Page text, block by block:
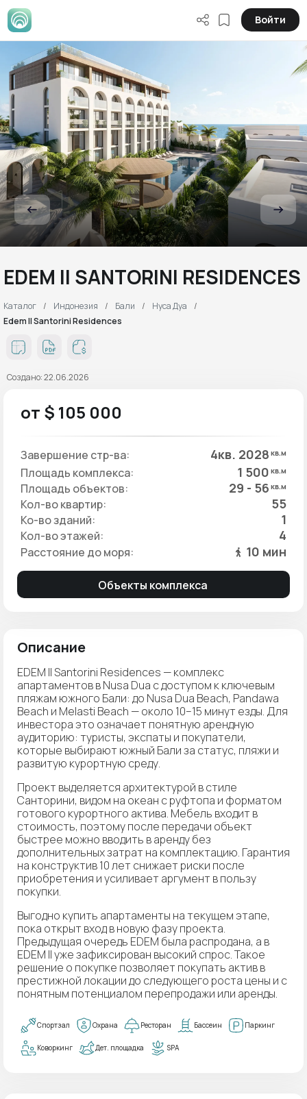
Войти
EDEM II SANTORINI RESIDENCES
Каталог Индонезия Бали
Нуса Дуа
Edem II Santorini Residences
Создано: 22.06.2026
Описание
EDEM II Santorini Residences — комплекс
апартаментов в Nusa Dua с доступом к ключевым
пляжам южного Бали: до Nusa Dua Beach, Pandawa
Beach и Melasti Beach — около 10–15 минут езды. Для
инвестора это означает понятную арендную
аудиторию: туристы, экспаты и покупатели,
которые выбирают южный Бали за статус, пляжи и
развитую курортную среду.
Проект выделяется архитектурой в стиле
Санторини, видом на океан с руфтопа и форматом
готового курортного актива. Мебель входит в
стоимость, поэтому после передачи объект
быстрее можно вводить в аренду без
дополнительных затрат на комплектацию. Гарантия
на конструктив 10 лет снижает риски после
приобретения и усиливает аргумент в пользу
покупки.
Выгодно купить апартаменты на текущем этапе,
пока открыт вход в новую фазу проекта.
Предыдущая очередь EDEM была распродана, а в
EDEM II уже зафиксирован высокий спрос. Такое
решение о покупке позволяет покупать актив в
престижной локации до следующего роста цены и с
понятным потенциалом перепродажи или аренды.
Спортзал Охрана Ресторан Бассеин Паркинг
Коворкинг Дет. площадка SPA
от $ 105 000
Завершение стр-ва: 4кв. 2028 кв.м
Площадь комплекса: 1 500 кв.м
Площадь объектов: 29 - 56 кв.м
Кол-во квартир: 55
Ко-во зданий: 1
Кол-во этажей: 4
Расстояние до моря: 10 мин
Объекты комплекса